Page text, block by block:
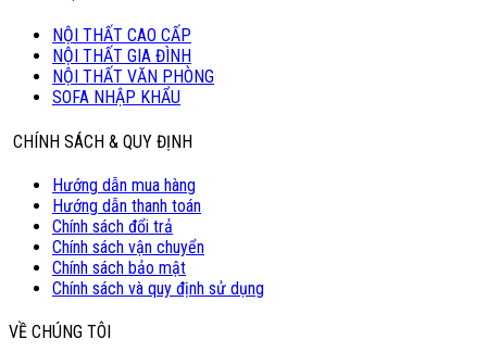
NỘI THẤT CAO CẤP
NỘI THẤT GIA ĐÌNH
NỘI THẤT VĂN PHÒNG
SOFA NHẬP KHẨU
CHÍNH SÁCH & QUY ĐỊNH
Hướng dẫn mua hàng
Hướng dẫn thanh toán
Chính sách đổi trả
Chính sách vận chuyển
Chính sách bảo mật
Chính sách và quy định sử dụng
VỀ CHÚNG TÔI